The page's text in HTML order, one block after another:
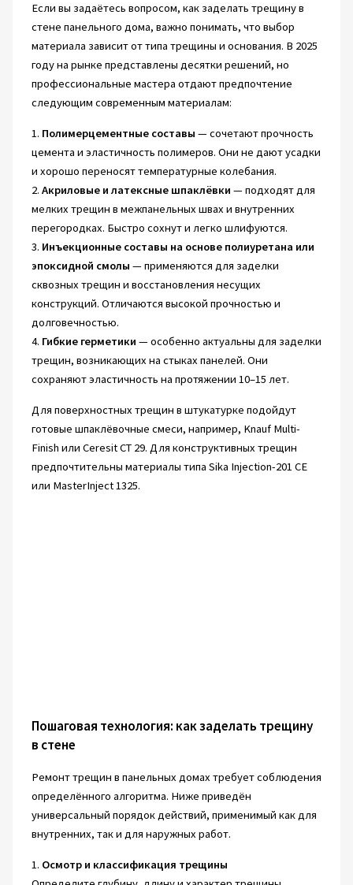
Если вы задаётесь вопросом, как заделать трещину в
стене панельного дома, важно понимать, что выбор
материала зависит от типа трещины и основания. В 2025
году на рынке представлены десятки решений, но
профессиональные мастера отдают предпочтение
следующим современным материалам:
1. Полимерцементные составы — сочетают прочность
цемента и эластичность полимеров. Они не дают усадки
и хорошо переносят температурные колебания.
2. Акриловые и латексные шпаклёвки — подходят для
мелких трещин в межпанельных швах и внутренних
перегородках. Быстро сохнут и легко шлифуются.
3. Инъекционные составы на основе полиуретана или
эпоксидной смолы — применяются для заделки
сквозных трещин и восстановления несущих
конструкций. Отличаются высокой прочностью и
долговечностью.
4. Гибкие герметики — особенно актуальны для заделки
трещин, возникающих на стыках панелей. Они
сохраняют эластичность на протяжении 10–15 лет.
Для поверхностных трещин в штукатурке подойдут
готовые шпаклёвочные смеси, например, Knauf Multi-
Finish или Ceresit CT 29. Для конструктивных трещин
предпочтительны материалы типа Sika Injection-201 CE
или MasterInject 1325.
Пошаговая технология: как заделать трещину
в стене
Ремонт трещин в панельных домах требует соблюдения
определённого алгоритма. Ниже приведён
универсальный порядок действий, применимый как для
внутренних, так и для наружных работ.
1. Осмотр и классификация трещины